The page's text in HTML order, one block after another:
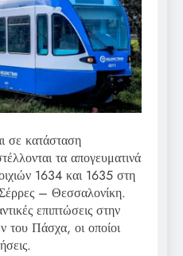
σε κατάσταση
τα απογευματινά
1634 και 1635 στη
– Θεσσαλονίκη.
επιπτώσεις στην
του Πάσχα, οι οποίοι